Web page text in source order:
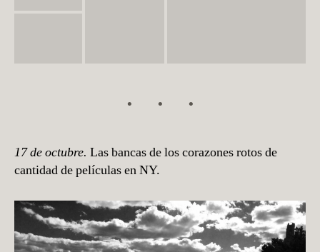
17 de octubre. Las bancas de los corazones rotos de
cantidad de películas en NY.